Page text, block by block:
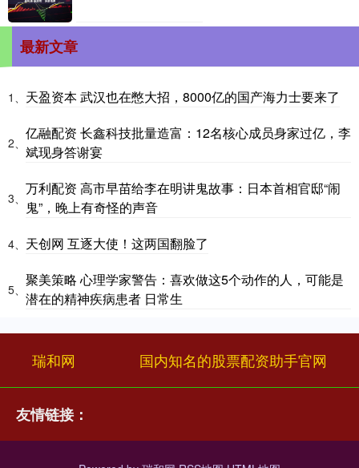
最新文章
1、 天盈资本 武汉也在憋大招，8000亿的国产海力士要来了
2、
亿融配资 长鑫科技批量造富：12名核心成员身家过亿，李
斌现身答谢宴
3、
万利配资 高市早苗给李在明讲鬼故事：日本首相官邸“闹
鬼”，晚上有奇怪的声音
4、 天创网 互逐大使！这两国翻脸了
5、
聚美策略 心理学家警告：喜欢做这5个动作的人，可能是
潜在的精神疾病患者 日常生
瑞和网 国内知名的股票配资助手官网
友情链接：